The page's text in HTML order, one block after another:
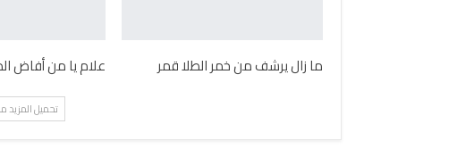
ما زال يرشف من خمر الطلا قمر علام يا من أفاض
تحميل المزيد